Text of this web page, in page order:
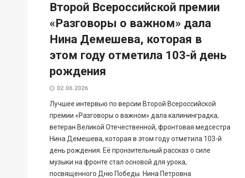
Второй Всероссийской премии
«Разговоры о важном» дала
Нина Демешева, которая в
этом году отметила 103-й день
рождения
02.06.2026
Лучшее интервью по версии Второй Всероссийской
премии «Разговоры о важном» дала калининградка,
ветеран Великой Отечественной, фронтовая медсестра
Нина Демешева, которая в этом году отметила 103-й
день рождения. Её пронзительный рассказ о силе
музыки на фронте стал основой для урока,
посвященного Дню Победы. Нина Петровна